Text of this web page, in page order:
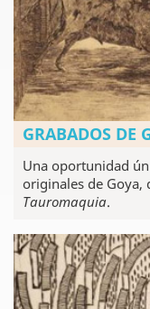
GRABADOS DE
Una oportunidad
originales de Goya,
Tauromaquia.